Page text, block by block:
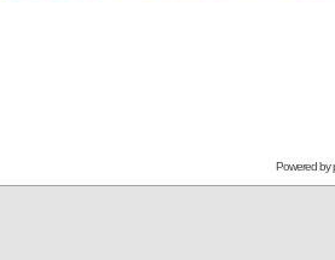
Powered by